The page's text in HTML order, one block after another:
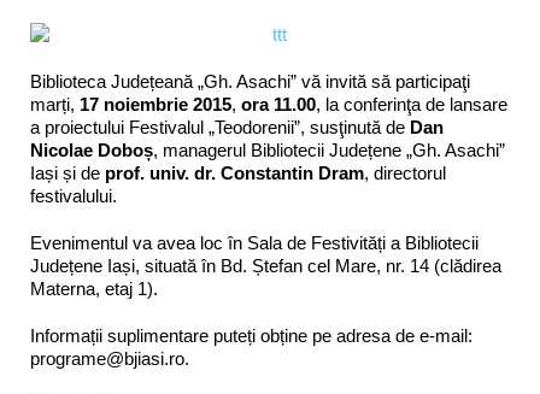
Biblioteca Județeană „Gh. Asachi” vă invită să participaţi
marți, 17 noiembrie 2015, ora 11.00, la conferinţa de lansare
a proiectului Festivalul „Teodorenii”, susţinută de Dan
Nicolae Doboș, managerul Bibliotecii Județene „Gh. Asachi”
Iași și de prof. univ. dr. Constantin Dram, directorul
festivalului.
Evenimentul va avea loc în Sala de Festivități a Bibliotecii
Județene Iași, situată în Bd. Ștefan cel Mare, nr. 14 (clădirea
Materna, etaj 1).
Informații suplimentare puteți obține pe adresa de e-mail:
programe@bjiasi.ro.